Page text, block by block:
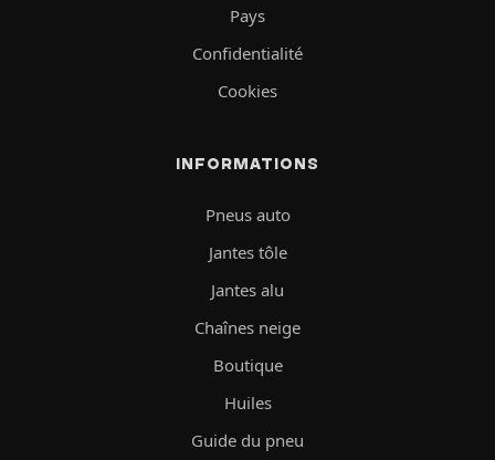
Pays
Confidentialité
Cookies
INFORMATIONS
Pneus auto
Jantes tôle
Jantes alu
Chaînes neige
Boutique
Huiles
Guide du pneu